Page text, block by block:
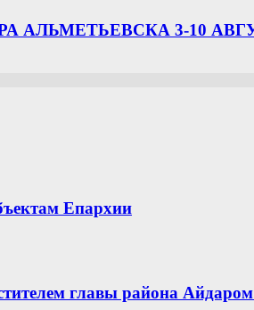
АЛЬМЕТЬЕВСКА 3-10
Епархии
главы района